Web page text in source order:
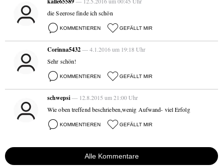
die Seerose finde ich schön
KOMMENTIEREN GEFÄLLT MIR
Corinna5432— 4.1.2016 um 19:18 Uhr
Sehr schön!
KOMMENTIEREN GEFÄLLT MIR
schwepsi— 12.8.2015 um 21:00 Uhr
Wie oben treffend beschrieben,wenig Aufwand- viel Erfolg
KOMMENTIEREN GEFÄLLT MIR
Alle Kommentare